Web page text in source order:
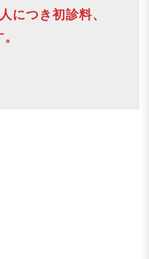
につき初診料、